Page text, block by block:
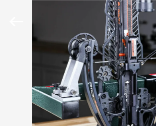
MAISON
PRODUITS